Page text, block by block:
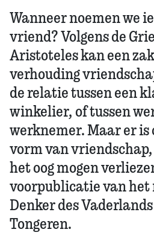
Wanneer noemen we
vriend? Volgens de
Aristoteles kan een
verhouding
de relatie tussen een
winkelier, of tussen
werknemer. Maar er is
vorm van
het oog mogen
voorpublicatie van het
Denker des
Tongeren.